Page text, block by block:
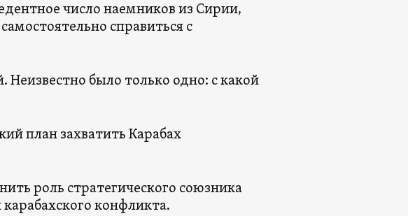
число наемников из Сирии,
справиться с
было только одно: с какой
план захватить Карабах
роль стратегического союзника
конфликта.